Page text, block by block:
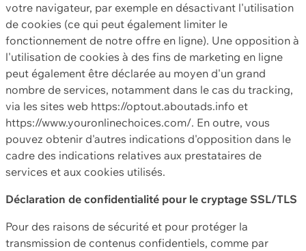
votre navigateur, par exemple en désactivant l'utilisation
de cookies (ce qui peut également limiter le
fonctionnement de notre offre en ligne). Une opposition à
l'utilisation de cookies à des fins de marketing en ligne
peut également être déclarée au moyen d'un grand
nombre de services, notamment dans le cas du tracking,
via les sites web https://optout.aboutads.info et
https://www.youronlinechoices.com/. En outre, vous
pouvez obtenir d'autres indications d'opposition dans le
cadre des indications relatives aux prestataires de
services et aux cookies utilisés.
Déclaration de confidentialité pour le cryptage SSL/TLS
Pour des raisons de sécurité et pour protéger la
transmission de contenus confidentiels, comme par